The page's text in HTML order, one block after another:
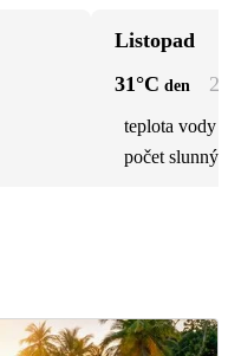
Listopad
31°C den
teplota vody
počet